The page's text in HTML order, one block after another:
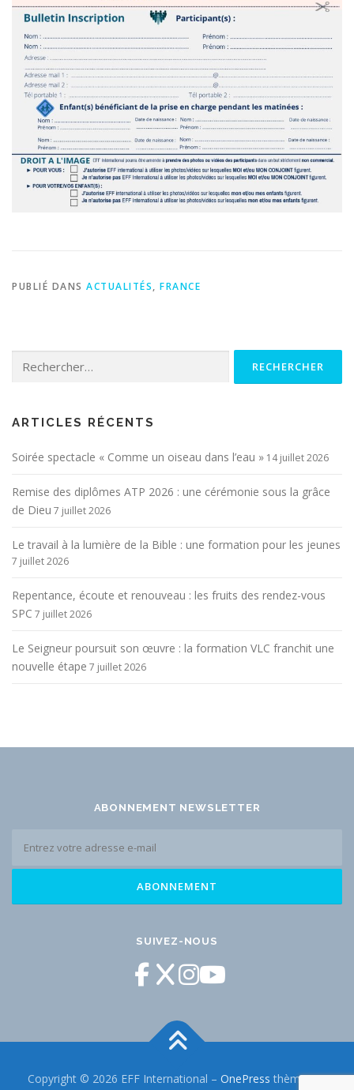
PUBLIÉ DANS ACTUALITÉS, FRANCE
ARTICLES RÉCENTS
Soirée spectacle « Comme un oiseau dans l’eau » 14 juillet 2026
Remise des diplômes ATP 2026 : une cérémonie sous la grâce
de Dieu 7 juillet 2026
Le travail à la lumière de la Bible : une formation pour les jeunes
7 juillet 2026
Repentance, écoute et renouveau : les fruits des rendez-vous
SPC 7 juillet 2026
Le Seigneur poursuit son œuvre : la formation VLC franchit une
nouvelle étape 7 juillet 2026
ABONNEMENT NEWSLETTER
SUIVEZ-NOUS
Copyright © 2026 EFF International – OnePress thème par